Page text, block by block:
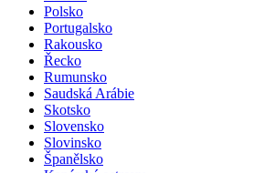
Polsko
Portugalsko
Rakousko
Řecko
Rumunsko
Saudská Arábie
Skotsko
Slovensko
Slovinsko
Španělsko